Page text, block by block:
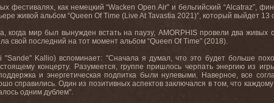
фестивалях, как немецкий “Wacken Open Air” и бельгийский “Alcatraz”,
живой альбом “Queen Of Time (Live At Tavastia 2021)”, который выйдет 13
когда мир был вынужден встать на паузу, AMORPHIS провели два живых
свой последний на тот момент альбом “Queen Of Time” (2018).
"Sande" Kallio) вспоминает: "Сначала я думал, что это будет больше
концерту. Разумеется, группе пришлось черпать энергию из
и энергетическая подпитка были нулевыми. Наверное, все
справились. Один из позитивных аспектов заключался в том, что
одним дублем".